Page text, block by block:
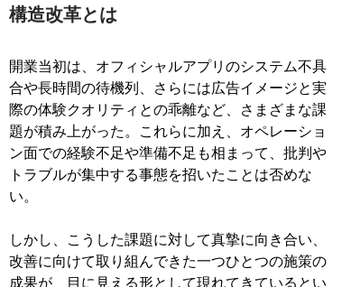
構造改革とは
開業当初は、オフィシャルアプリのシステム不具
合や長時間の待機列、さらには広告イメージと実
際の体験クオリティとの乖離など、さまざまな課
題が積み上がった。これらに加え、オペレーショ
ン面での経験不足や準備不足も相まって、批判や
トラブルが集中する事態を招いたことは否めな
い。
しかし、こうした課題に対して真摯に向き合い、
改善に向けて取り組んできた一つひとつの施策の
成果が、目に見える形として現れてきているとい